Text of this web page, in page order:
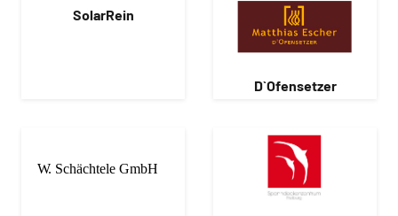
SolarRein
D`Ofensetzer